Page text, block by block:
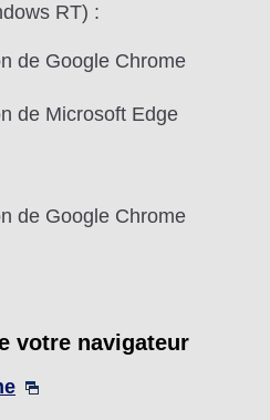
RT) :
de Google Chrome
de Microsoft Edge
de Google Chrome
votre navigateur